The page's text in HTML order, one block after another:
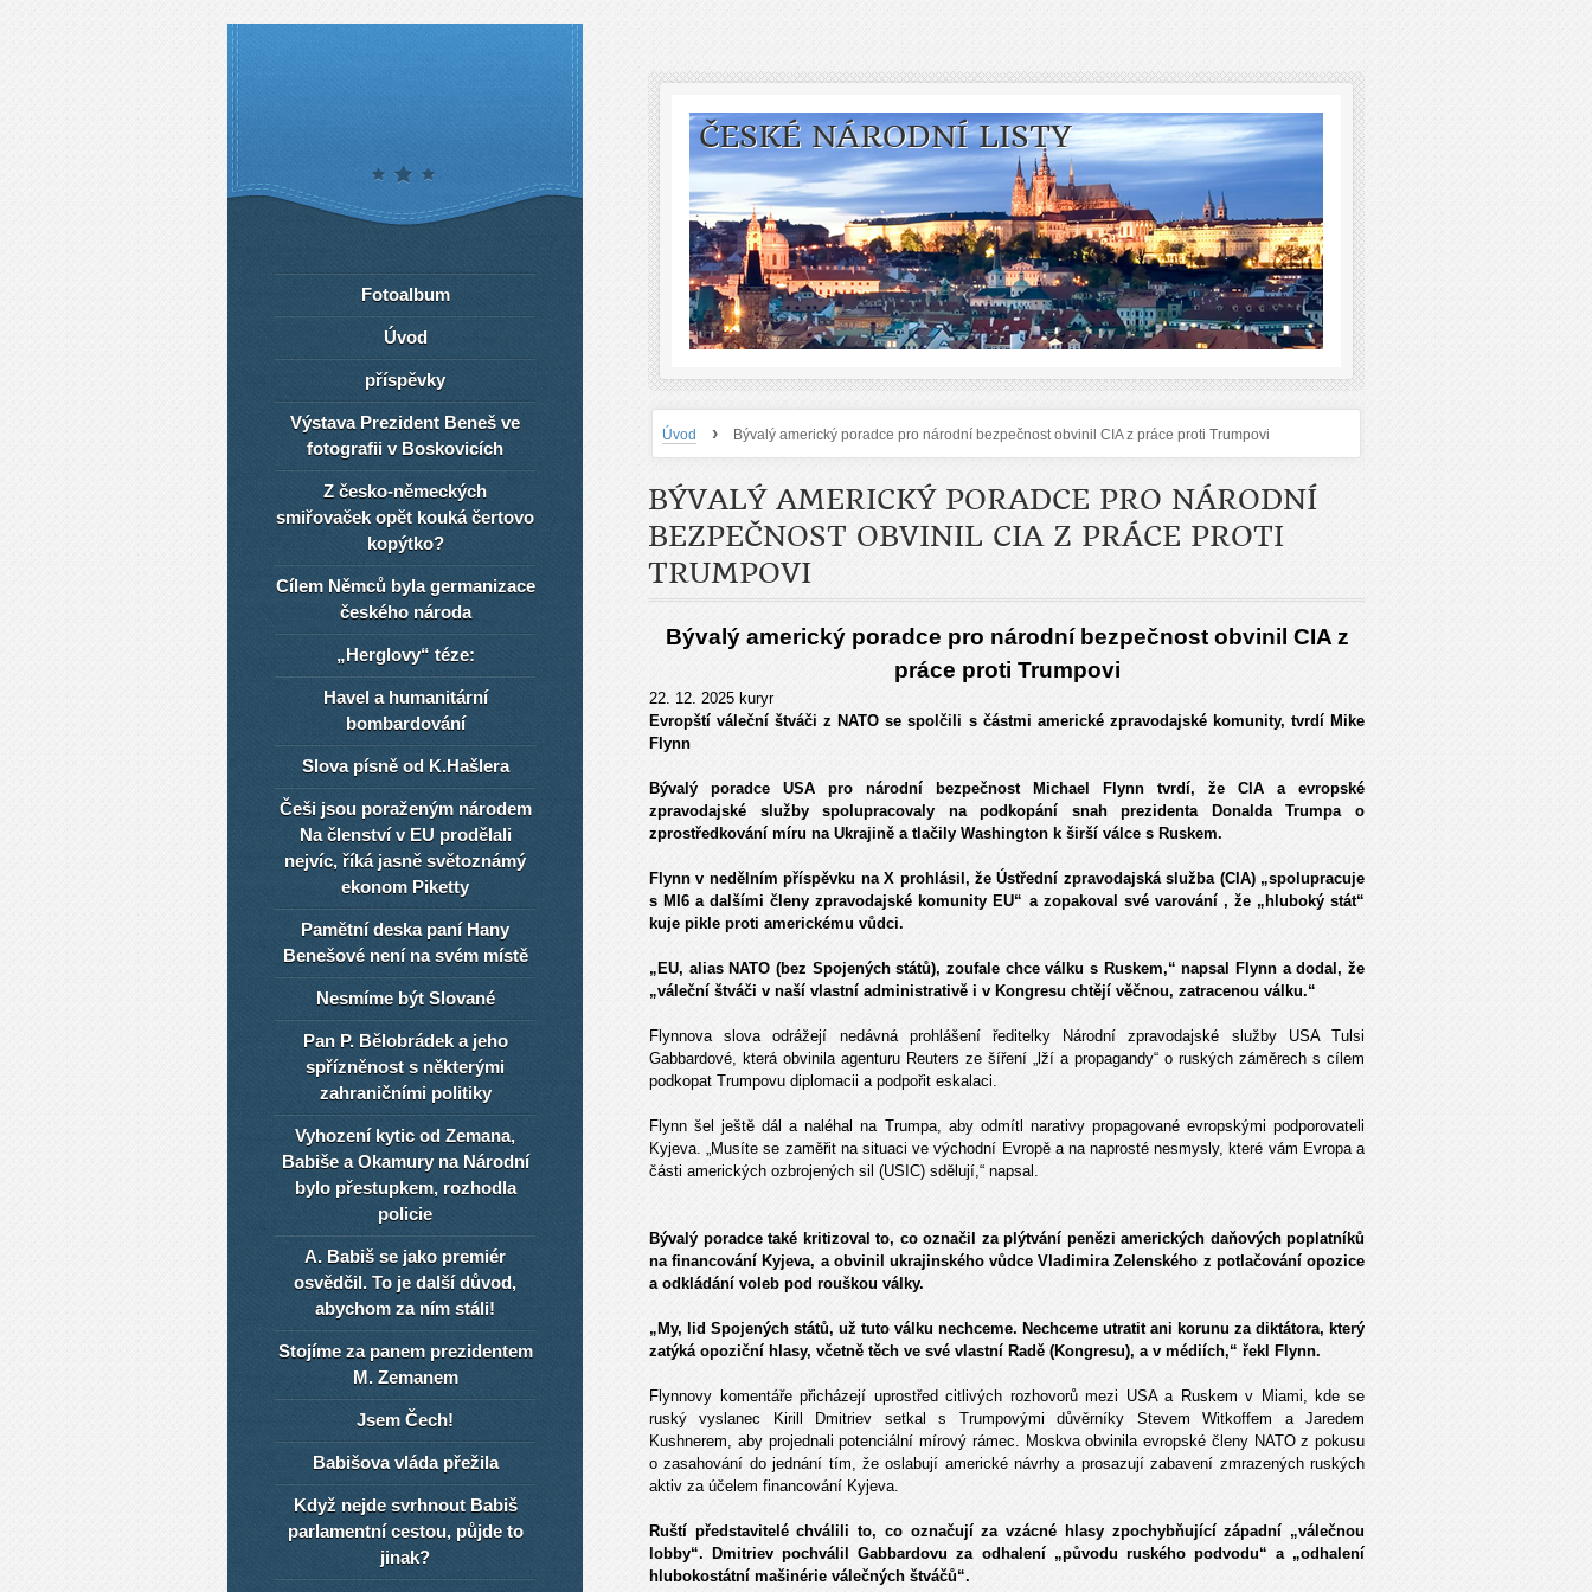
ČESKÉ NÁRODNÍ LISTY
Úvod › Bývalý americký poradce pro národní bezpečnost obvinil CIA z práce proti Trumpovi
BÝVALÝ AMERICKÝ PORADCE PRO NÁRODNÍ
BEZPEČNOST OBVINIL CIA Z PRÁCE PROTI
TRUMPOVI
Bývalý americký poradce pro národní bezpečnost obvinil CIA z
práce proti Trumpovi
22. 12. 2025 kuryr
Evropští váleční štváči z NATO se spolčili s částmi americké zpravodajské komunity, tvrdí Mike
Flynn
Bývalý poradce USA pro národní bezpečnost Michael Flynn tvrdí, že CIA a evropské
zpravodajské služby spolupracovaly na podkopání snah prezidenta Donalda Trumpa o
zprostředkování míru na Ukrajině a tlačily Washington k širší válce s Ruskem.
Flynn v nedělním příspěvku na X prohlásil, že Ústřední zpravodajská služba (CIA) „spolupracuje
s MI6 a dalšími členy zpravodajské komunity EU“ a zopakoval své varování , že „hluboký stát“
kuje pikle proti americkému vůdci.
„EU, alias NATO (bez Spojených států), zoufale chce válku s Ruskem,“ napsal Flynn a dodal, že
„váleční štváči v naší vlastní administrativě i v Kongresu chtějí věčnou, zatracenou válku.“
Flynnova slova odrážejí nedávná prohlášení ředitelky Národní zpravodajské služby USA Tulsi
Gabbardové, která obvinila agenturu Reuters ze šíření „lží a propagandy“ o ruských záměrech s cílem
podkopat Trumpovu diplomacii a podpořit eskalaci.
Flynn šel ještě dál a naléhal na Trumpa, aby odmítl narativy propagované evropskými podporovateli
Kyjeva. „Musíte se zaměřit na situaci ve východní Evropě a na naprosté nesmysly, které vám Evropa a
části amerických ozbrojených sil (USIC) sdělují,“ napsal.
Bývalý poradce také kritizoval to, co označil za plýtvání penězi amerických daňových poplatníků
na financování Kyjeva, a obvinil ukrajinského vůdce Vladimira Zelenského z potlačování opozice
a odkládání voleb pod rouškou války.
„My, lid Spojených států, už tuto válku nechceme. Nechceme utratit ani korunu za diktátora, který
zatýká opoziční hlasy, včetně těch ve své vlastní Radě (Kongresu), a v médiích,“ řekl Flynn.
Flynnovy komentáře přicházejí uprostřed citlivých rozhovorů mezi USA a Ruskem v Miami, kde se
ruský vyslanec Kirill Dmitriev setkal s Trumpovými důvěrníky Stevem Witkoffem a Jaredem
Kushnerem, aby projednali potenciální mírový rámec. Moskva obvinila evropské členy NATO z pokusu
o zasahování do jednání tím, že oslabují americké návrhy a prosazují zabavení zmrazených ruských
aktiv za účelem financování Kyjeva.
Ruští představitelé chválili to, co označují za vzácné hlasy zpochybňující západní „válečnou
lobby“. Dmitriev pochválil Gabbardovu za odhalení „původu ruského podvodu“ a „odhalení
hlubokostátní mašinérie válečných štváčů“.
Fotoalbum
Úvod
příspěvky
Výstava Prezident Beneš ve
fotografii v Boskovicích
Z česko-německých
smiřovaček opět kouká čertovo
kopýtko?
Cílem Němců byla germanizace
českého národa
„Herglovy“ téze:
Havel a humanitární
bombardování
Slova písně od K.Hašlera
Češi jsou poraženým národem
Na členství v EU prodělali
nejvíc, říká jasně světoznámý
ekonom Piketty
Pamětní deska paní Hany
Benešové není na svém místě
Nesmíme být Slované
Pan P. Bělobrádek a jeho
spřízněnost s některými
zahraničními politiky
Vyhození kytic od Zemana,
Babiše a Okamury na Národní
bylo přestupkem, rozhodla
policie
A. Babiš se jako premiér
osvědčil. To je další důvod,
abychom za ním stáli!
Stojíme za panem prezidentem
M. Zemanem
Jsem Čech!
Babišova vláda přežila
Když nejde svrhnout Babiš
parlamentní cestou, půjde to
jinak?